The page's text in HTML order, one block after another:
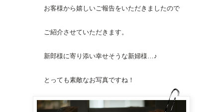
お客様から嬉しいご報告をいただきましたので
ご紹介させていただきます。
新郎様に寄り添い幸せそうな新婦様…♪
とっても素敵なお写真ですね！